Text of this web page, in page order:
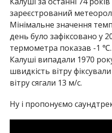
зареєстрований
Мінімальне значення
день було зафіксовано у
термометра показав -1 ℃.
Калуші випадали 1970
швидкість вітру
вітру сягали 13 м/с.
Ну і пропонуємо